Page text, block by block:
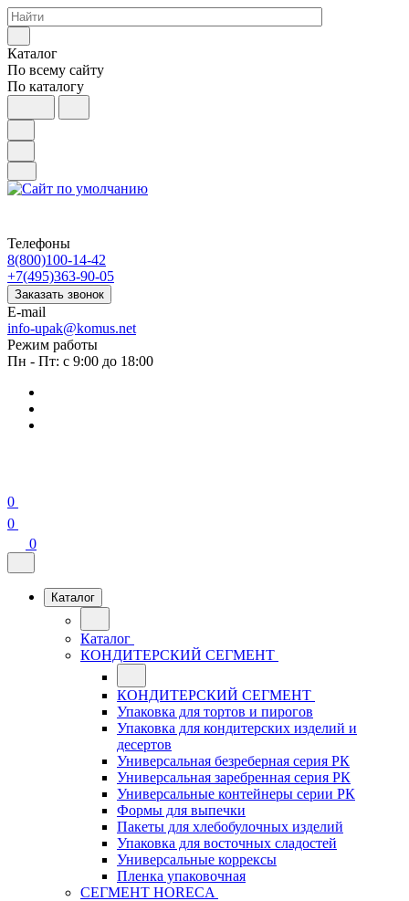
Каталог
По всему сайту
По каталогу
Телефоны
8(800)100-14-42
+7(495)363-90-05
Заказать звонок
E-mail
info-upak@komus.net
Режим работы
Пн - Пт: с 9:00 до 18:00
0
0
0
Каталог
Каталог
КОНДИТЕРСКИЙ СЕГМЕНТ
КОНДИТЕРСКИЙ СЕГМЕНТ
Упаковка для тортов и пирогов
Упаковка для кондитерских изделий и
десертов
Универсальная безреберная серия РК
Универсальная заребренная серия РК
Универсальные контейнеры серии РК
Формы для выпечки
Пакеты для хлебобулочных изделий
Упаковка для восточных сладостей
Универсальные коррексы
Пленка упаковочная
СЕГМЕНТ HORECA